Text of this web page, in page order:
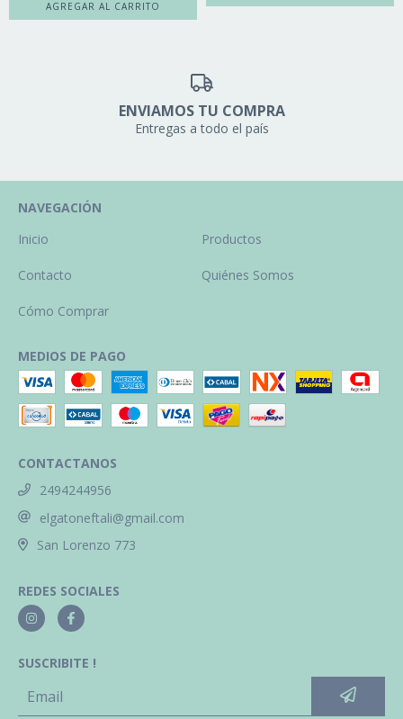
ENVIAMOS TU COMPRA
Entregas a todo el país
NAVEGACIÓN
Inicio
Productos
Contacto Quiénes Somos
Cómo Comprar
MEDIOS DE PAGO
CONTACTANOS
2494244956
elgatoneftali@gmail.com
San Lorenzo 773
REDES SOCIALES
SUSCRIBITE !